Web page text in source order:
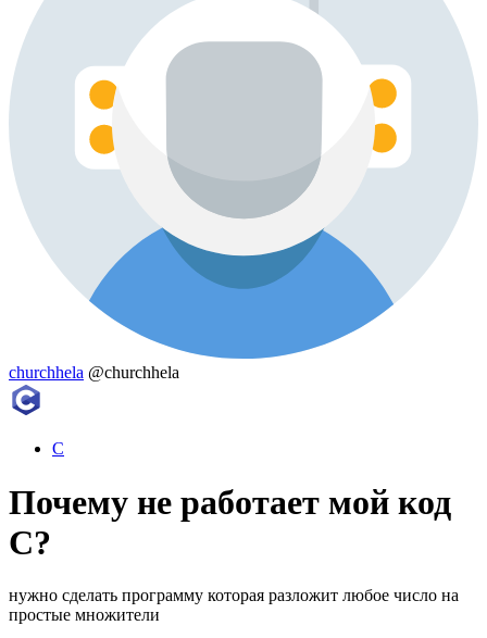
churchhela @churchhela
C
Почему не работает мой код
С?
нужно сделать программу которая разложит любое число на
простые множители